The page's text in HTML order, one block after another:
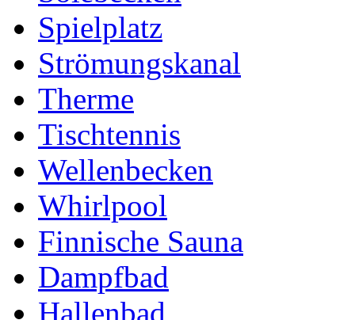
Spielplatz
Strömungskanal
Therme
Tischtennis
Wellenbecken
Whirlpool
Finnische Sauna
Dampfbad
Hallenbad